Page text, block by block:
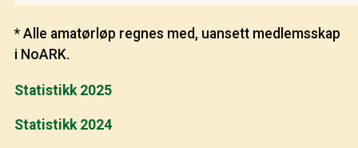
* Alle amatørløp regnes med, uansett medlemsskap
i NoARK.
Statistikk 2025
Statistikk 2024